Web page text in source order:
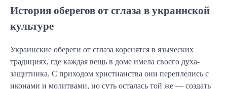
История оберегов от сглаза в украинской
культуре
Украинские обереги от сглаза коренятся в языческих
традициях, где каждая вещь в доме имела своего духа-
защитника. С приходом христианства они переплелись с
иконами и молитвами, но суть осталась той же — создать